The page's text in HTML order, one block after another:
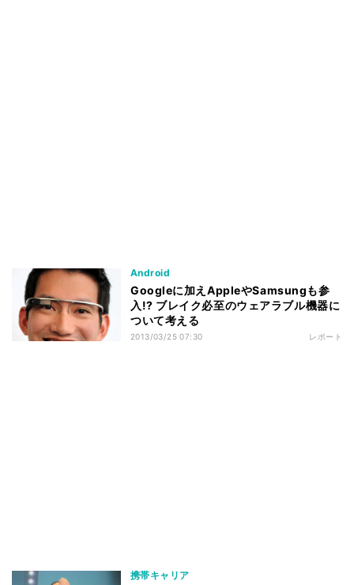
Android
Googleに加えAppleやSamsungも参
入!? ブレイク必至のウェアラブル機器に
ついて考える
2013/03/25 07:30 レポート
携帯キャリア